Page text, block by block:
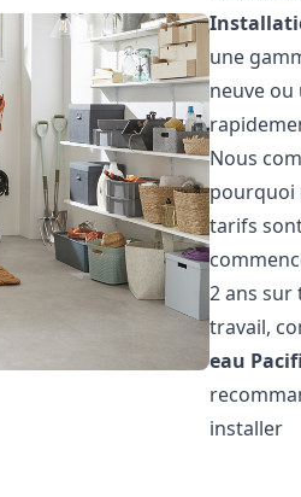
une
neuve
Nous
pourquoi
tarifs
2 ans sur
travail,
eau
installer